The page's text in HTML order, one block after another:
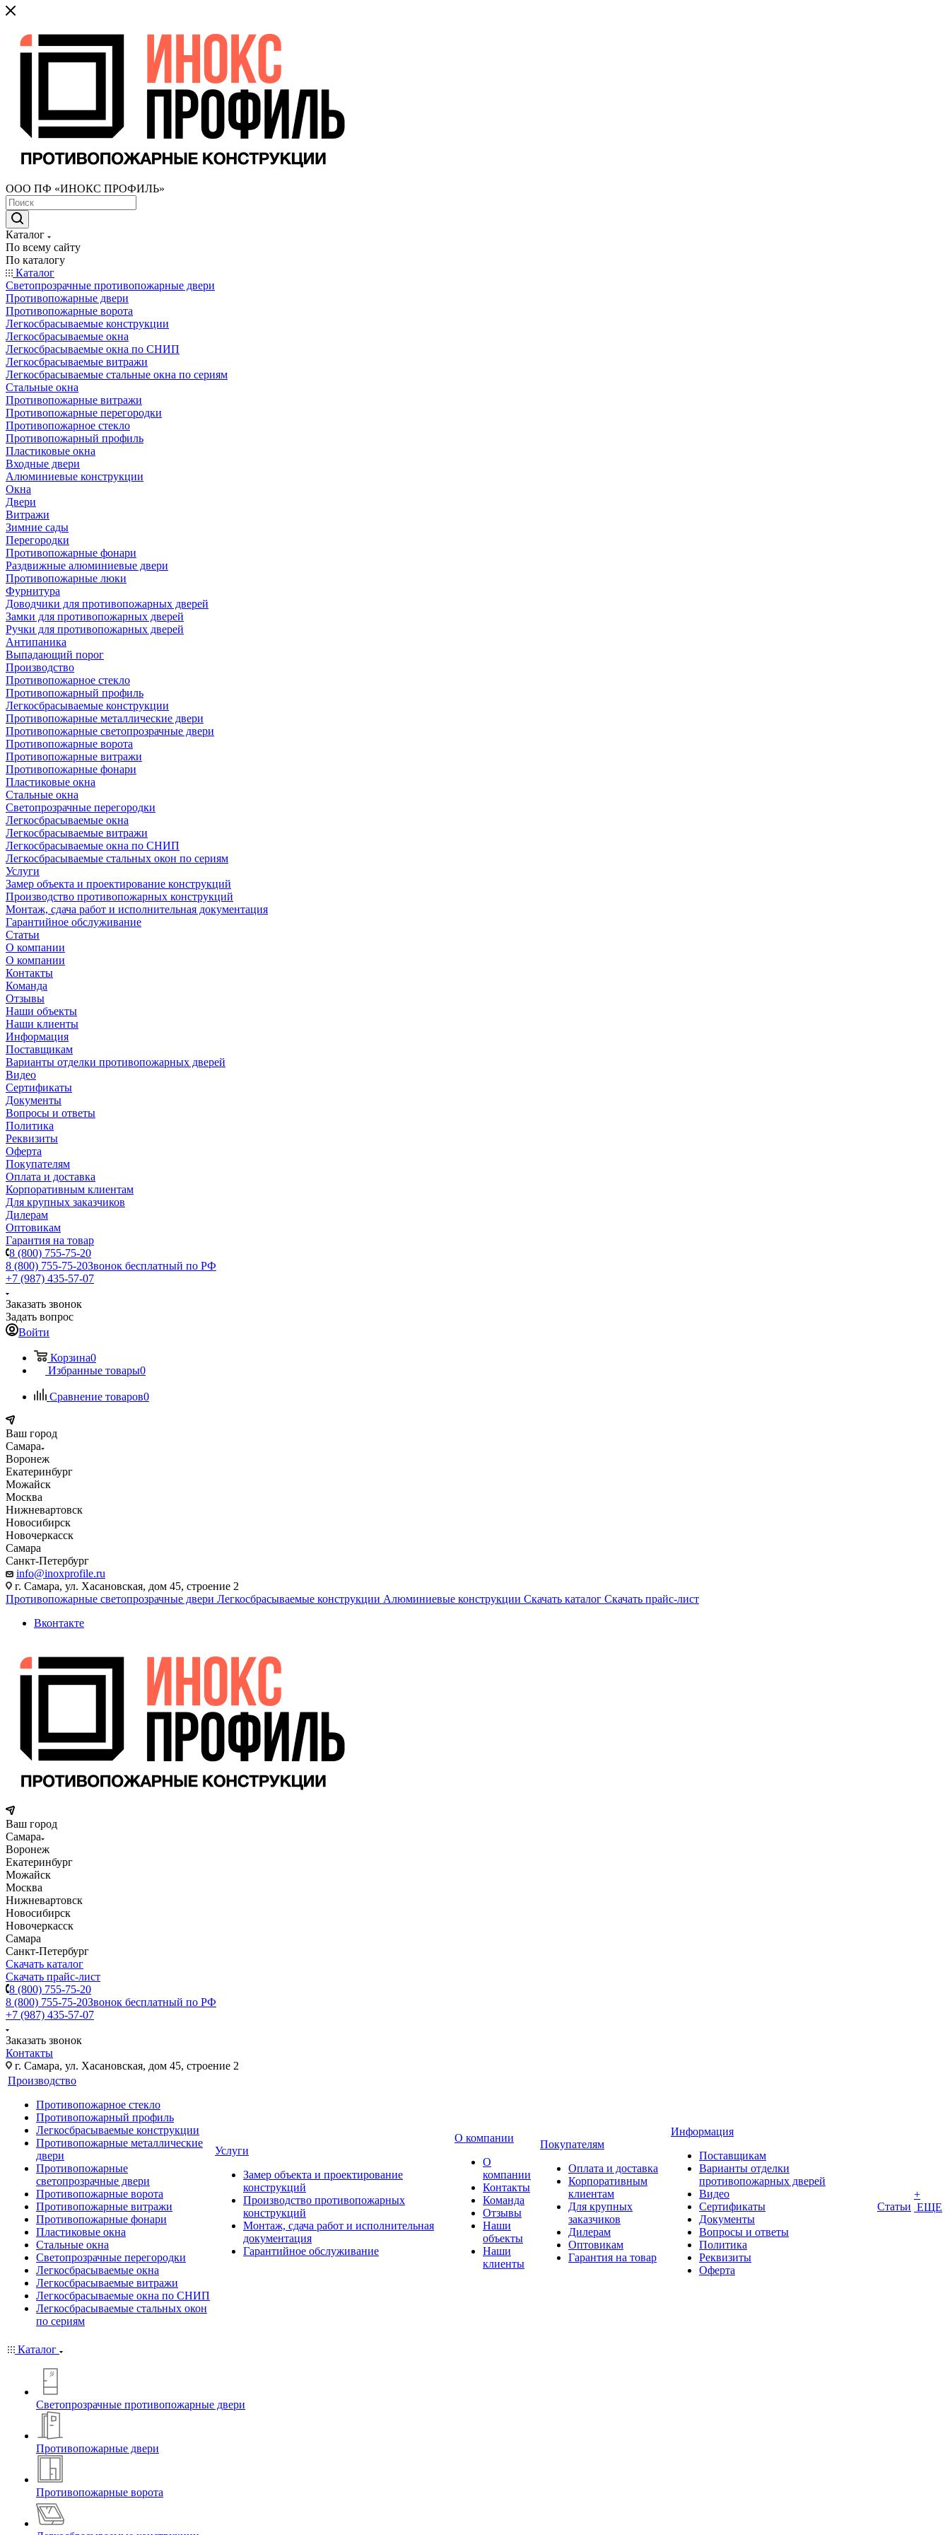
ООО ПФ «ИНОКС ПРОФИЛЬ»
Каталог
По всему сайту
По каталогу
Каталог
Светопрозрачные противопожарные двери
Противопожарные двери
Противопожарные ворота
Легкосбрасываемые конструкции
Легкосбрасываемые окна
Легкосбрасываемые окна по СНИП
Легкосбрасываемые витражи
Легкосбрасываемые стальные окна по сериям
Стальные окна
Противопожарные витражи
Противопожарные перегородки
Противопожарное стекло
Противопожарный профиль
Пластиковые окна
Входные двери
Алюминиевые конструкции
Окна
Двери
Витражи
Зимние сады
Перегородки
Противопожарные фонари
Раздвижные алюминиевые двери
Противопожарные люки
Фурнитура
Доводчики для противопожарных дверей
Замки для противопожарных дверей
Ручки для противопожарных дверей
Антипаника
Выпадающий порог
Производство
Противопожарное стекло
Противопожарный профиль
Легкосбрасываемые конструкции
Противопожарные металлические двери
Противопожарные светопрозрачные двери
Противопожарные ворота
Противопожарные витражи
Противопожарные фонари
Пластиковые окна
Стальные окна
Светопрозрачные перегородки
Легкосбрасываемые окна
Легкосбрасываемые витражи
Легкосбрасываемые окна по СНИП
Легкосбрасываемые стальных окон по сериям
Услуги
Замер объекта и проектирование конструкций
Производство противопожарных конструкций
Монтаж, сдача работ и исполнительная документация
Гарантийное обслуживание
Статьи
О компании
О компании
Контакты
Команда
Отзывы
Наши объекты
Наши клиенты
Информация
Поставщикам
Варианты отделки противопожарных дверей
Видео
Сертификаты
Документы
Вопросы и ответы
Политика
Реквизиты
Оферта
Покупателям
Оплата и доставка
Корпоративным клиентам
Для крупных заказчиков
Дилерам
Оптовикам
Гарантия на товар
8 (800) 755-75-20
8 (800) 755-75-20Звонок бесплатный по РФ
+7 (987) 435-57-07
Заказать звонок
Задать вопрос
Войти
Корзина0
Избранные товары0
Сравнение товаров0
Ваш город
Самара
Воронеж
Екатеринбург
Можайск
Москва
Нижневартовск
Новосибирск
Новочеркасск
Самара
Санкт-Петербург
info@inoxprofile.ru
г. Самара, ул. Хасановская, дом 45, строение 2
Противопожарные светопрозрачные двери Легкосбрасываемые конструкции Алюминиевые конструкции Скачать каталог Скачать прайс-лист
Вконтакте
Ваш город
Самара
Воронеж
Екатеринбург
Можайск
Москва
Нижневартовск
Новосибирск
Новочеркасск
Самара
Санкт-Петербург
Скачать каталог
Скачать прайс-лист
8 (800) 755-75-20
8 (800) 755-75-20Звонок бесплатный по РФ
+7 (987) 435-57-07
Заказать звонок
Контакты
г. Самара, ул. Хасановская, дом 45, строение 2
Производство
Противопожарное стекло
Противопожарный профиль
Легкосбрасываемые конструкции
Противопожарные металлические
двери
Противопожарные
светопрозрачные двери
Противопожарные ворота
Противопожарные витражи
Противопожарные фонари
Пластиковые окна
Стальные окна
Светопрозрачные перегородки
Легкосбрасываемые окна
Легкосбрасываемые витражи
Легкосбрасываемые окна по СНИП
Легкосбрасываемые стальных окон
по сериям
Услуги
Замер объекта и проектирование
конструкций
Производство противопожарных
конструкций
Монтаж, сдача работ и исполнительная
документация
Гарантийное обслуживание
О компании
О
компании
Контакты
Команда
Отзывы
Наши
объекты
Наши
клиенты
Покупателям
Оплата и доставка
Корпоративным
клиентам
Для крупных
заказчиков
Дилерам
Оптовикам
Гарантия на товар
Информация
Поставщикам
Варианты отделки
противопожарных дверей
Видео
Сертификаты
Документы
Вопросы и ответы
Политика
Реквизиты
Оферта
Статьи
+
ЕЩЕ
Каталог
Светопрозрачные противопожарные двери
Противопожарные двери
Противопожарные ворота